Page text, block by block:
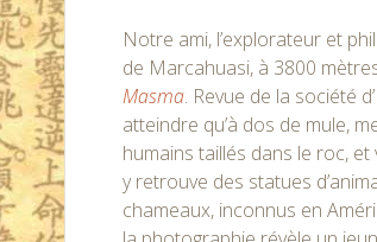
Notre ami, l’explorateur et
de Marcahuasi, à 3800
Masma. Revue de la société
atteindre qu’à dos de mule,
humains taillés dans le roc,
y retrouve des statues
chameaux, inconnus en